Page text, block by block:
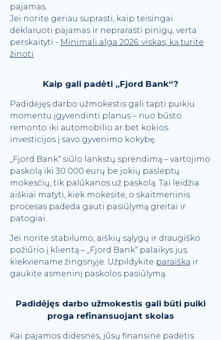
pajamas.
Jei norite geriau suprasti, kaip teisingai
deklaruoti pajamas ir neprarasti pinigų, verta
perskaityti - Minimali alga 2026: viskas, ką turite
žinoti
Kaip gali padėti „Fjord Bank“?
Padidėjęs darbo užmokestis gali tapti puikiu
momentu įgyvendinti planus – nuo būsto
remonto iki automobilio ar bet kokios
investicijos į savo gyvenimo kokybę.
„Fjord Bank“ siūlo lankstų sprendimą – vartojimo
paskolą iki 30 000 eurų be jokių paslėptų
mokesčių, tik palūkanos už paskolą. Tai leidžia
aiškiai matyti, kiek mokėsite, o skaitmeninis
procesas padeda gauti pasiūlymą greitai ir
patogiai.
Jei norite stabilumo, aiškių sąlygų ir draugiško
požiūrio į klientą – „Fjord Bank“ palaikys jus
kiekviename žingsnyje. Užpildykite paraišką ir
gaukite asmeninį paskolos pasiūlymą.
Padidėjęs darbo užmokestis gali būti puiki
proga refinansuojant skolas
Kai pajamos didesnės, jūsų finansinė padėtis